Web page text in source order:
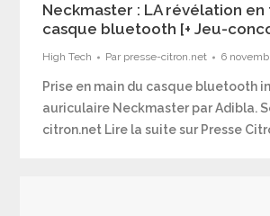
Neckmaster : LA révélation
casque bluetooth [+ Jeu-
High Tech Par presse-citron.net 6
Prise en main du casque bluetooth
auriculaire Neckmaster par Adibla.
citron.net Lire la suite sur Presse